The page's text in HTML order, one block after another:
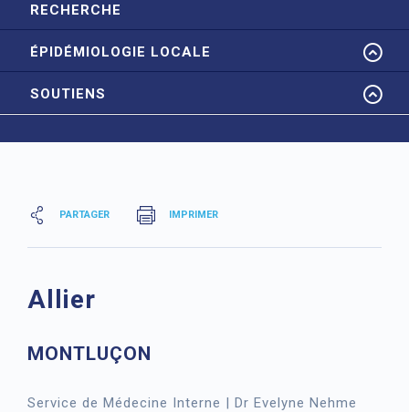
RECHERCHE
ÉPIDÉMIOLOGIE LOCALE
SOUTIENS
PARTAGER IMPRIMER
Allier
MONTLUÇON
Service de Médecine Interne | Dr Evelyne Nehme